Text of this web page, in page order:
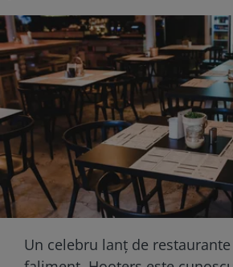
Un celebru lanț de